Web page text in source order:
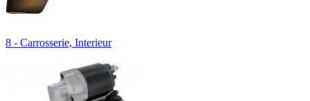
8 - Carrosserie, Interieur